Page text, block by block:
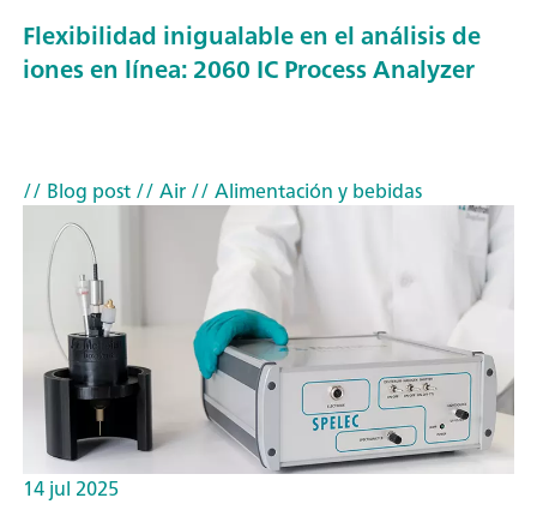
Flexibilidad inigualable en el análisis de
iones en línea: 2060 IC Process Analyzer
// Blog post// Air// Alimentación y bebidas
14 jul 2025